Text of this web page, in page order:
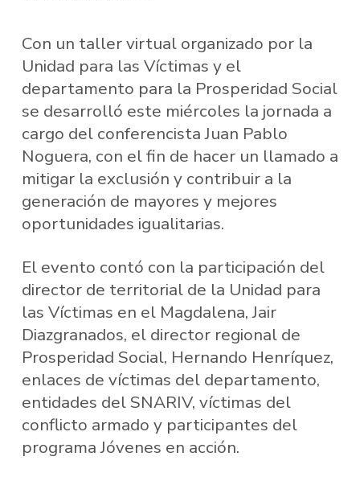
Con un taller virtual organizado por la
Unidad para las Víctimas y el
departamento para la Prosperidad Social
se desarrolló este miércoles la jornada a
cargo del conferencista Juan Pablo
Noguera, con el fin de hacer un llamado a
mitigar la exclusión y contribuir a la
generación de mayores y mejores
oportunidades igualitarias.
El evento contó con la participación del
director de territorial de la Unidad para
las Víctimas en el Magdalena, Jair
Diazgranados, el director regional de
Prosperidad Social, Hernando Henríquez,
enlaces de víctimas del departamento,
entidades del SNARIV, víctimas del
conflicto armado y participantes del
programa Jóvenes en acción.